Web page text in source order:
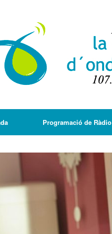
Programació de Ràdio